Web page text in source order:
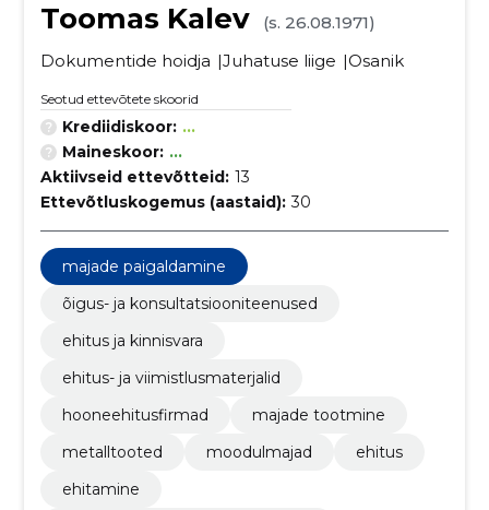
Toomas Kalev
(s. 26.08.1971)
Dokumentide hoidja
Juhatuse liige Osanik
Seotud ettevõtete skoorid
Krediidiskoor: ...
Maineskoor: ...
Aktiivseid ettevõtteid: 13
Ettevõtluskogemus (aastaid): 30
majade paigaldamine
õigus- ja konsultatsiooniteenused
ehitus ja kinnisvara
ehitus- ja viimistlusmaterjalid
hooneehitusfirmad
majade tootmine
metalltooted
moodulmajad
ehitus
ehitamine